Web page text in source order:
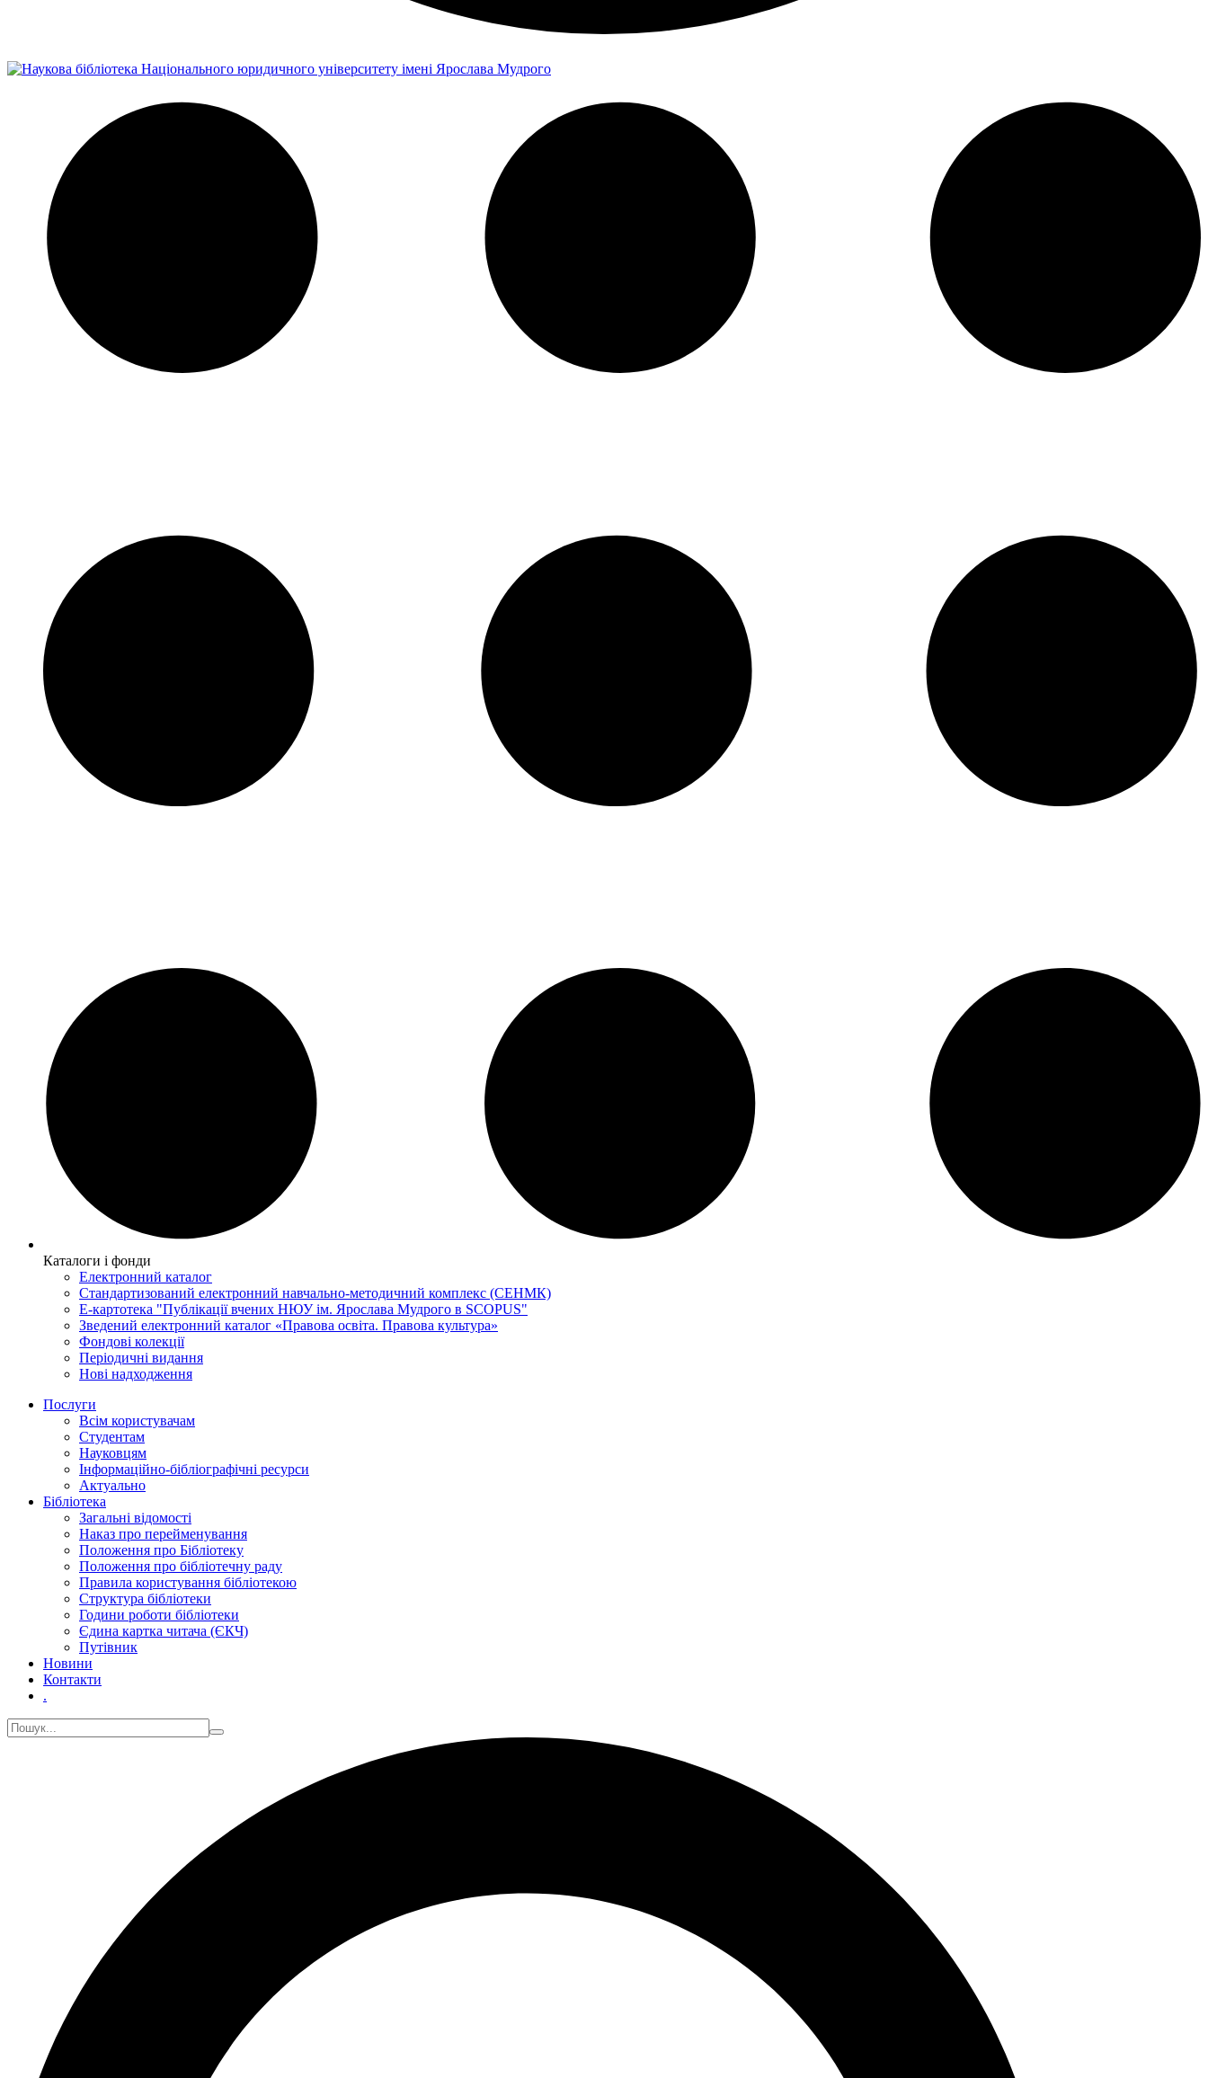
Каталоги і фонди
Електронний каталог
Стандартизований електронний навчально-методичний комплекс (СЕНМК)
Е-картотека "Публікації вчених НЮУ ім. Ярослава Мудрого в SCOPUS"
Зведений електронний каталог «Правова освіта. Правова культура»
Фондові колекції
Періодичні видання
Нові надходження
Послуги
Всім користувачам
Студентам
Науковцям
Інформаційно-бібліографічні ресурси
Актуально
Бібліотека
Загальні відомості
Наказ про перейменування
Положення про Бібліотеку
Положення про бібліотечну раду
Правила користування бібліотекою
Структура бібліотеки
Години роботи бібліотеки
Єдина картка читача (ЄКЧ)
Путівник
Новини
Контакти
.